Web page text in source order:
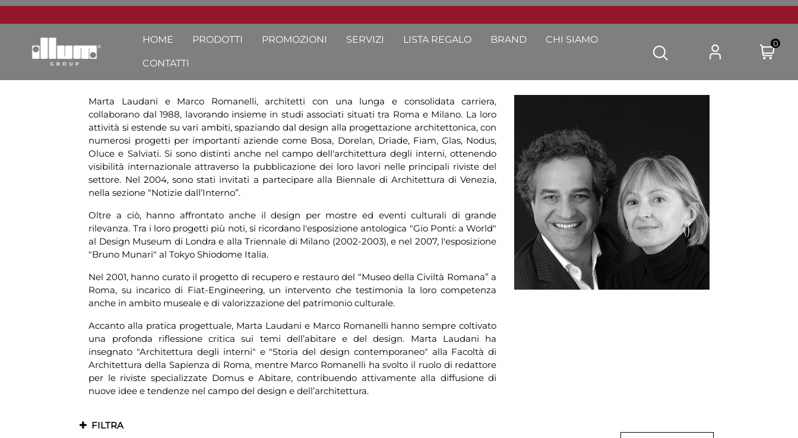
HOME PRODOTTI PROMOZIONI SERVIZI LISTA REGALO BRAND CHI SIAMO
CONTATTI
0
Marta Laudani e Marco Romanelli, architetti con una lunga e consolidata carriera,
collaborano dal 1988, lavorando insieme in studi associati situati tra Roma e Milano. La loro
attività si estende su vari ambiti, spaziando dal design alla progettazione architettonica, con
numerosi progetti per importanti aziende come Bosa, Dorelan, Driade, Fiam, Glas, Nodus,
Oluce e Salviati. Si sono distinti anche nel campo dell'architettura degli interni, ottenendo
visibilità internazionale attraverso la pubblicazione dei loro lavori nelle principali riviste del
settore. Nel 2004, sono stati invitati a partecipare alla Biennale di Architettura di Venezia,
nella sezione “Notizie dall’Interno”.
Oltre a ciò, hanno affrontato anche il design per mostre ed eventi culturali di grande
rilevanza. Tra i loro progetti più noti, si ricordano l'esposizione antologica "Gio Ponti: a World"
al Design Museum di Londra e alla Triennale di Milano (2002-2003), e nel 2007, l'esposizione
"Bruno Munari" al Tokyo Shiodome Italia.
Nel 2001, hanno curato il progetto di recupero e restauro del “Museo della Civiltà Romana” a
Roma, su incarico di Fiat-Engineering, un intervento che testimonia la loro competenza
anche in ambito museale e di valorizzazione del patrimonio culturale.
Accanto alla pratica progettuale, Marta Laudani e Marco Romanelli hanno sempre coltivato
una profonda riflessione critica sui temi dell’abitare e del design. Marta Laudani ha
insegnato "Architettura degli interni" e "Storia del design contemporaneo" alla Facoltà di
Architettura della Sapienza di Roma, mentre Marco Romanelli ha svolto il ruolo di redattore
per le riviste specializzate Domus e Abitare, contribuendo attivamente alla diffusione di
nuove idee e tendenze nel campo del design e dell’architettura.
FILTRA